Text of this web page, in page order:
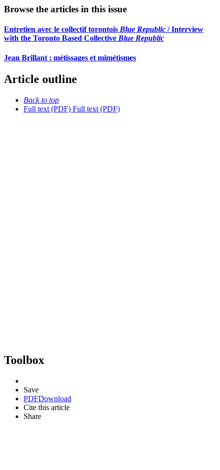
Browse the articles in this issue
Entretien avec le collectif torontois Blue Republic / Interview
with the Toronto Based Collective Blue Republic
Jean Brillant : métissages et mimétismes
Article outline
Back to top
Full text (PDF) Full text (PDF)
Toolbox
Save
PDFDownload
Cite this article
Share